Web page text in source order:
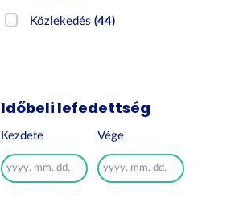
Közlekedés(44)
Időbeli lefedettség
Kezdete Vége